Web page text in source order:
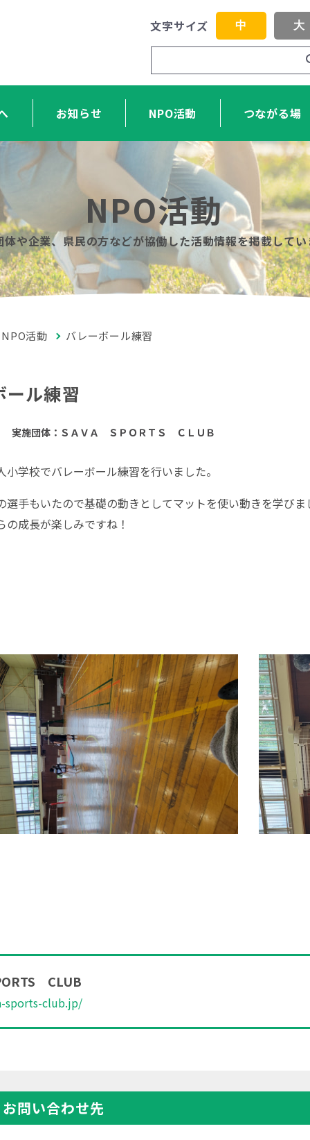
文字サイズ 中 大
お知らせ NPO活動 つながる場
NPO活動
体や企業、県民の方などが協働した活動情報を掲載してい
NPO活動 バレーボール練習
ール練習
実施団体：ＳＡＶＡ ＳＰＯＲＴＳ ＣＬＵＢ
小学校でバレーボール練習を行いました。
選手もいたので基礎の動きとしてマットを使い動きを学び
の成長が楽しみですね！
CLUB
sports-club.jp/
問い合わせ先